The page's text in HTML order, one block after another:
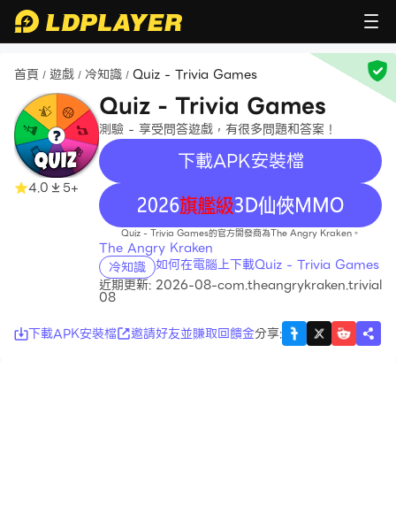
首頁 / 遊戲 / 冷知識 / Quiz - Trivia Games
4.0 5+
Quiz - Trivia Games
測驗 - 享受問答遊戲，有很多問題和答案！
下載APK安裝檔
recommend
Quiz - Trivia Games的官方開發商為The Angry Kraken。
The Angry Kraken
冷知識 如何在電腦上下載Quiz - Trivia Games
近期更新: 2026-08-
08
com.theangrykraken.trivial
下載APK安裝檔 邀請好友並賺取回饋金分享: